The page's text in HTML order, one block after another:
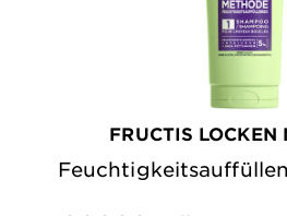
FRUCTIS LOCKEN